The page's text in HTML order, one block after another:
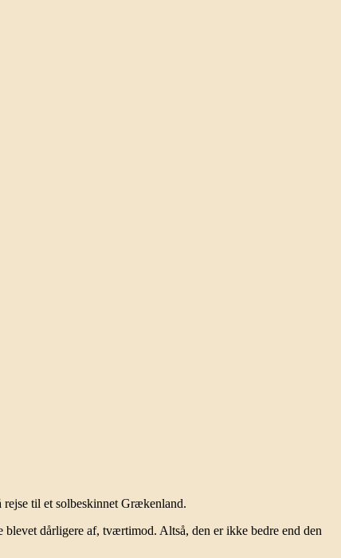
rejse til et solbeskinnet Grækenland.
blevet dårligere af, tværtimod. Altså, den er ikke bedre end den